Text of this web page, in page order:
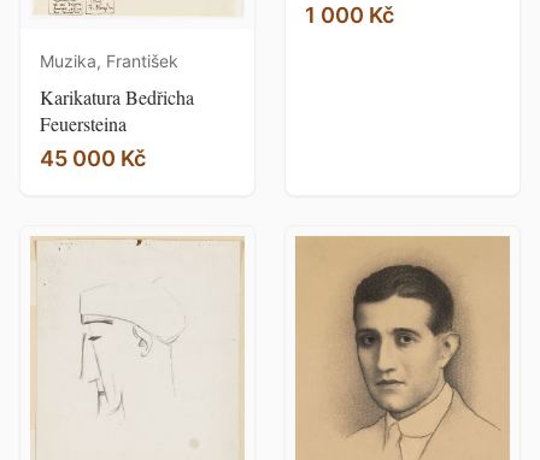
Muzika, František
Karikatura Bedřicha
Feuersteina
45 000 Kč
1 000 Kč